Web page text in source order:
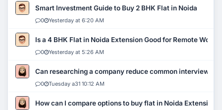
Smart Investment Guide to Buy 2 BHK Flat in Noida
0 Yesterday at 6:20 AM
Is a 4 BHK Flat in Noida Extension Good for Remote Work?
0 Yesterday at 5:26 AM
Can researching a company reduce common interview
0 Tuesday a31 10:12 AM
How can I compare options to buy flat in Noida Extension?